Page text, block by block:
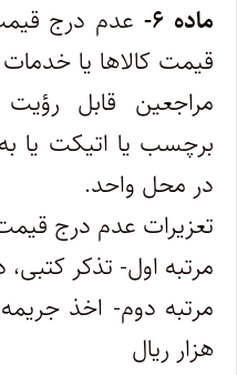
ماده ۶-
عدم درج
قیمت کالاها یا
مراجعین قابل
‌برچسب یا اتیکت یا
در محل واحد.
تعزیرات عدم درج
مرتبه اول- تذکر
مرتبه دوم- اخذ جریمه
هزار ریال